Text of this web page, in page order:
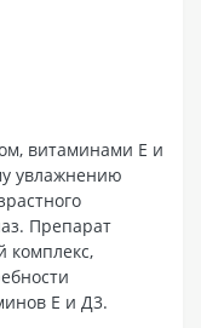
витаминами Е и
увлажнению
Препарат
комплекс,
Е и Д3.